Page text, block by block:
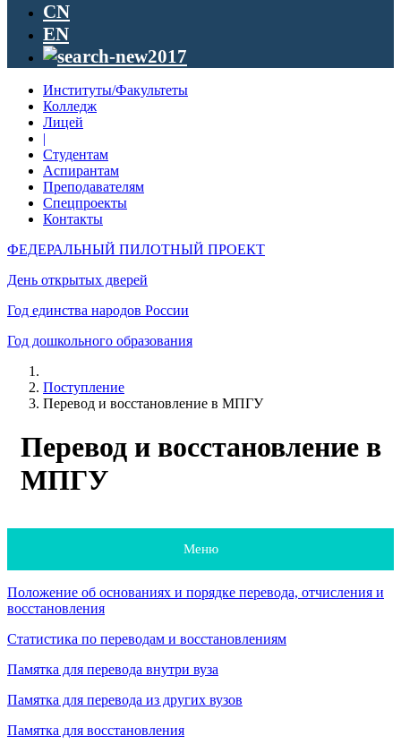
CN
EN
Институты/Факультеты
Колледж
Лицей
|
Студентам
Аспирантам
Преподавателям
Спецпроекты
Контакты
ФЕДЕРАЛЬНЫЙ ПИЛОТНЫЙ ПРОЕКТ
День открытых дверей
Год единства народов России
Год дошкольного образования
Поступление
Перевод и восстановление в МПГУ
Перевод и восстановление в
МПГУ
Меню
Положение об основаниях и порядке перевода, отчисления и
восстановления
Статистика по переводам и восстановлениям
Памятка для перевода внутри вуза
Памятка для перевода из других вузов
Памятка для восстановления